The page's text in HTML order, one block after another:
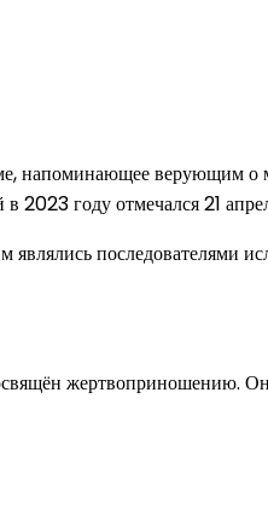
напоминающее верующим
2023 году отмечался 21
последователями
жертвоприношению.